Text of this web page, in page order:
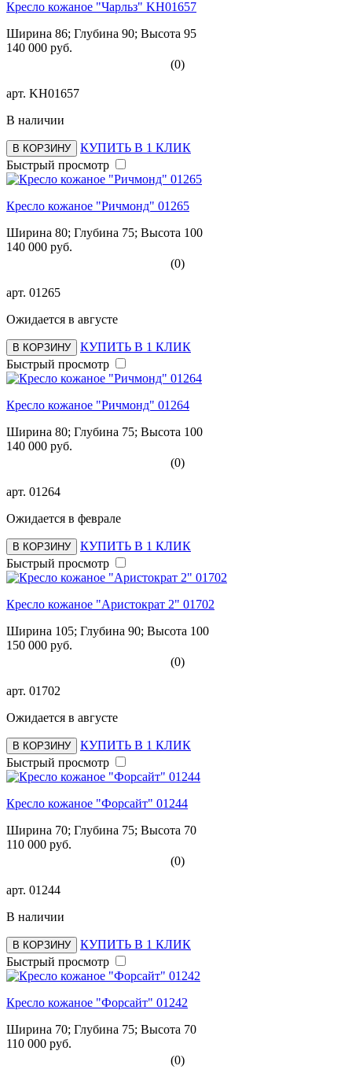
Кресло кожаное "Чарльз" KH01657
Ширина 86; Глубина 90; Высота 95
140 000 руб.
(0)
арт. KH01657
В наличии
В КОРЗИНУ
КУПИТЬ В 1 КЛИК
Быстрый просмотр
Кресло кожаное "Ричмонд" 01265
Ширина 80; Глубина 75; Высота 100
140 000 руб.
(0)
арт. 01265
Ожидается в августе
В КОРЗИНУ
КУПИТЬ В 1 КЛИК
Быстрый просмотр
Кресло кожаное "Ричмонд" 01264
Ширина 80; Глубина 75; Высота 100
140 000 руб.
(0)
арт. 01264
Ожидается в феврале
В КОРЗИНУ
КУПИТЬ В 1 КЛИК
Быстрый просмотр
Кресло кожаное "Аристократ 2" 01702
Ширина 105; Глубина 90; Высота 100
150 000 руб.
(0)
арт. 01702
Ожидается в августе
В КОРЗИНУ
КУПИТЬ В 1 КЛИК
Быстрый просмотр
Кресло кожаное "Форсайт" 01244
Ширина 70; Глубина 75; Высота 70
110 000 руб.
(0)
арт. 01244
В наличии
В КОРЗИНУ
КУПИТЬ В 1 КЛИК
Быстрый просмотр
Кресло кожаное "Форсайт" 01242
Ширина 70; Глубина 75; Высота 70
110 000 руб.
(0)